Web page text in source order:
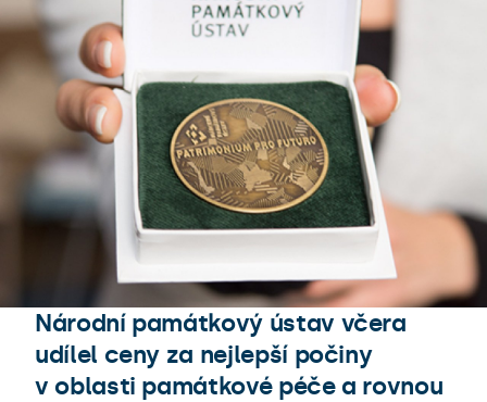
Národní památkový ústav včera
udílel ceny za nejlepší počiny
v oblasti památkové péče a rovnou